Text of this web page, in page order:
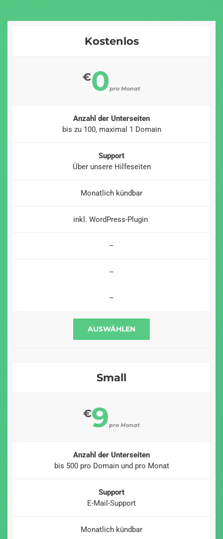
Kostenlos
€0pro Monat
Anzahl der Unterseiten
bis zu 100, maximal 1 Domain
Support
Über unsere Hilfeseiten
Monatlich kündbar
inkl. WordPress-Plugin
–
–
–
AUSWÄHLEN
Small
€9pro Monat
Anzahl der Unterseiten
bis 500 pro Domain und pro Monat
Support
E-Mail-Support
Monatlich kündbar